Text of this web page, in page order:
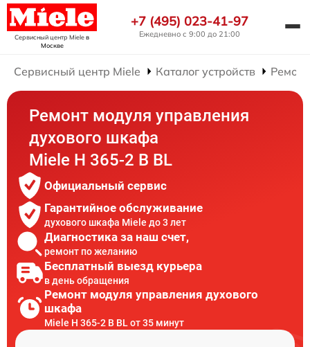
Сервисный центр Mieleв
Москве
+7 (495) 023-41-97
Ежедневно с 9:00 до 21:00
Сервисный центр Miele Каталог устройств
Ремонт модуля управления
духового шкафа
Miele H 365-2 B BL
Официальный сервис
Гарантийное обслуживание
духового шкафа Miele до 3 лет
Диагностика за наш счет,
ремонт по желанию
Бесплатный выезд курьера
в день обращения
Ремонт модуля управления духового
шкафа
Miele H 365-2 B BL от 35 минут